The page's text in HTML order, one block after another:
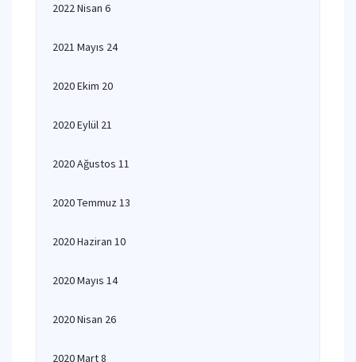
2022 Nisan 6
2021 Mayıs 24
2020 Ekim 20
2020 Eylül 21
2020 Ağustos 11
2020 Temmuz 13
2020 Haziran 10
2020 Mayıs 14
2020 Nisan 26
2020 Mart 8